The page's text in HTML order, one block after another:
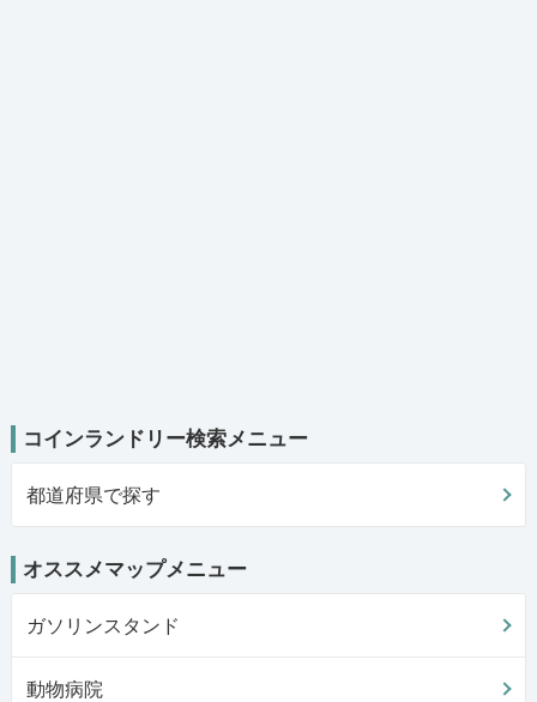
コインランドリー検索メニュー
都道府県で探す
オススメマップメニュー
ガソリンスタンド
動物病院